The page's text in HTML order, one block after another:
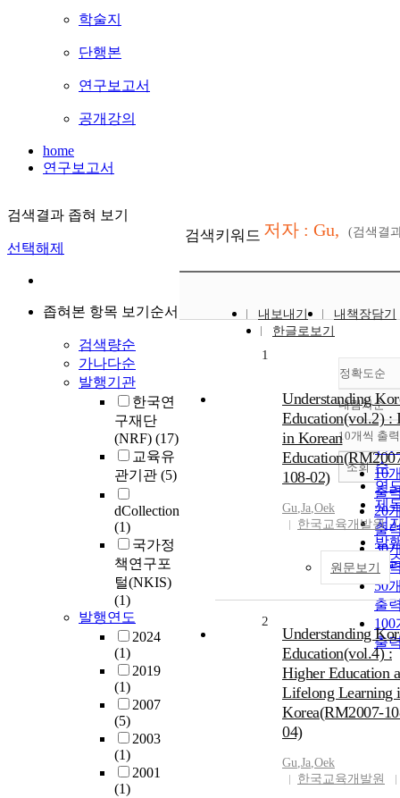
학술지
단행본
연구보고서
공개강의
home
연구보고서
검색결과 좁혀 보기
선택해제
좁혀본 항목 보기순서
검색량순
가나다순
발행기관
한국연
구재단
(NRF) (17)
교육유
관기관 (5)
dCollection
(1)
국가정
책연구포
털(NKIS)
(1)
발행연도
2024
(1)
2019
(1)
2007
(5)
2003
(1)
2001
(1)
검색키워드 저자 : Gu, (검색결
내보내기
내책장담기
한글로보기
정확도순
정
순
인
순
연
제
저
발
관
내림차순
내
10개씩 출력
10
출
20
출
30
출
50
출
출
조회
1
Understanding
Education(vol.2) :
in Korean
108-02)
Gu,Ja,Oek
한국교육개발원
원문보기
2
Understanding
Education(vol.4) :
Higher Education
Lifelong Learning
Korea(RM2007-
04)
Gu,Ja,Oek
한국교육개발원